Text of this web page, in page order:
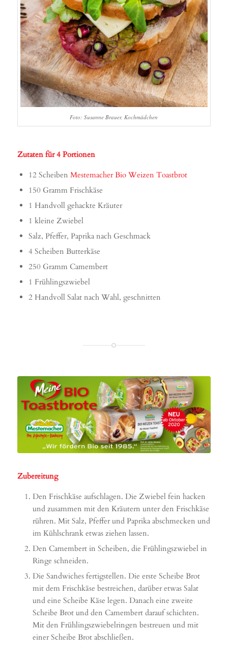
Foto: Susanne Brauer, Kochmädchen
Zutaten für 4 Portionen
12 Scheiben Mestemacher Bio Weizen Toastbrot
150 Gramm Frischkäse
1 Handvoll gehackte Kräuter
1 kleine Zwiebel
Salz, Pfeffer, Paprika nach Geschmack
4 Scheiben Butterkäse
250 Gramm Camembert
1 Frühlingszwiebel
2 Handvoll Salat nach Wahl, geschnitten
Zubereitung
Den Frischkäse aufschlagen. Die Zwiebel fein hacken
und zusammen mit den Kräutern unter den Frischkäse
rühren. Mit Salz, Pfeffer und Paprika abschmecken und
im Kühlschrank etwas ziehen lassen.
Den Camembert in Scheiben, die Frühlingszwiebel in
Ringe schneiden.
Die Sandwiches fertigstellen. Die erste Scheibe Brot
mit dem Frischkäse bestreichen, darüber etwas Salat
und eine Scheibe Käse legen. Danach eine zweite
Scheibe Brot und den Camembert darauf schichten.
Mit den Frühlingszwiebelringen bestreuen und mit
einer Scheibe Brot abschließen.